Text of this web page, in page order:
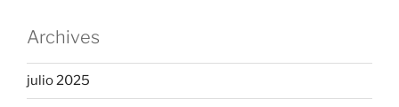
Archives
julio 2025